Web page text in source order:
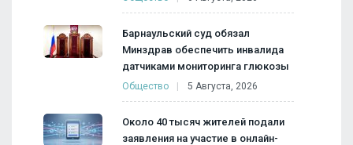
Барнаульский суд обязал
Минздрав обеспечить инвалида
датчиками мониторинга глюкозы
Общество 5 Августа, 2026
Около 40 тысяч жителей подали
заявления на участие в онлайн-